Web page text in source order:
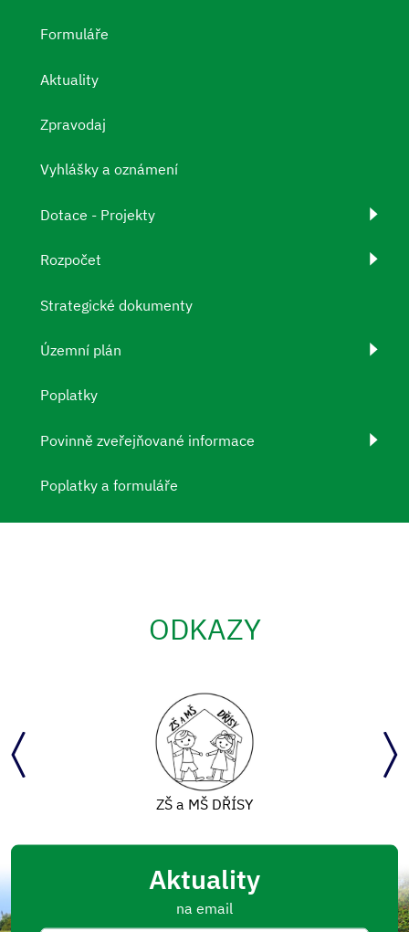
Formuláře
Aktuality
Zpravodaj
Vyhlášky a oznámení
Dotace - Projekty
Rozpočet
Strategické dokumenty
Územní plán
Poplatky
Povinně zveřejňované informace
Poplatky a formuláře
ODKAZY
ZŠ a MŠ DŘÍSY
Aktuality
na email